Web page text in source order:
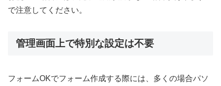
で注意してください。
管理画面上で特別な設定は不要
フォームOKでフォーム作成する際には、多くの場合パソ